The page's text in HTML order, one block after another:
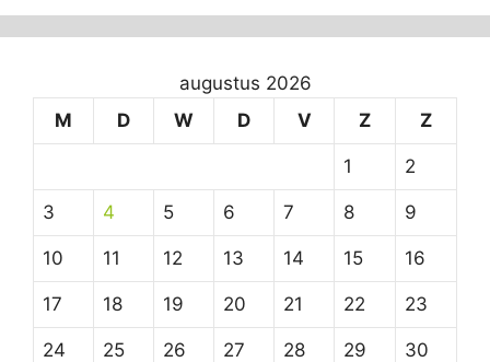
augustus 2026
M
D W D V Z Z
1 2
3 4 5 6 7 8 9
10 11 12 13 14 15 16
17 18 19 20 21 22 23
24 25 26 27 28 29 30